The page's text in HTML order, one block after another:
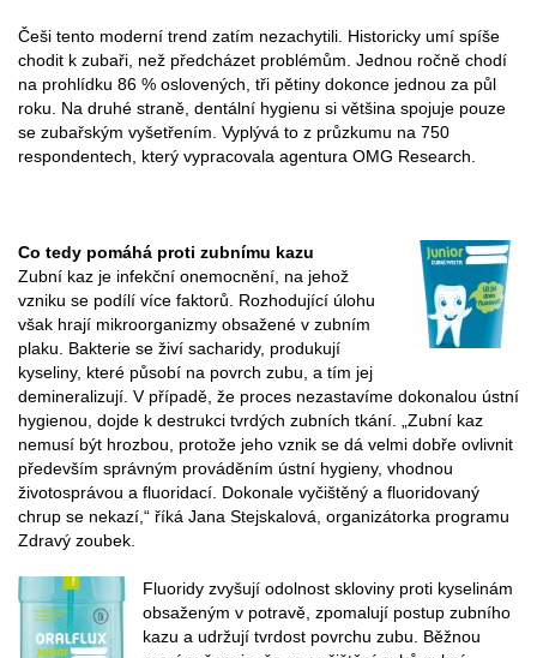
Češi tento moderní trend zatím nezachytili. Historicky umí spíše
chodit k zubaři, než předcházet problémům. Jednou ročně chodí
na prohlídku 86 % oslovených, tři pětiny dokonce jednou za půl
roku. Na druhé straně, dentální hygienu si většina spojuje pouze
se zubařským vyšetřením. Vyplývá to z průzkumu na 750
respondentech, který vypracovala agentura OMG Research.
Co tedy pomáhá proti zubnímu kazu
Zubní kaz je infekční onemocnění, na jehož
vzniku se podílí více faktorů. Rozhodující úlohu
však hrají mikroorganizmy obsažené v zubním
plaku. Bakterie se živí sacharidy, produkují
kyseliny, které působí na povrch zubu, a tím jej
demineralizují. V případě, že proces nezastavíme dokonalou ústní
hygienou, dojde k destrukci tvrdých zubních tkání. „Zubní kaz
nemusí být hrozbou, protože jeho vznik se dá velmi dobře ovlivnit
především správným prováděním ústní hygieny, vhodnou
životosprávou a fluoridací. Dokonale vyčištěný a fluoridovaný
chrup se nekazí,“ říká Jana Stejskalová, organizátorka programu
Zdravý zoubek.
Fluoridy zvyšují odolnost skloviny proti kyselinám
obsaženým v potravě, zpomalují postup zubního
kazu a udržují tvrdost povrchu zubu. Běžnou